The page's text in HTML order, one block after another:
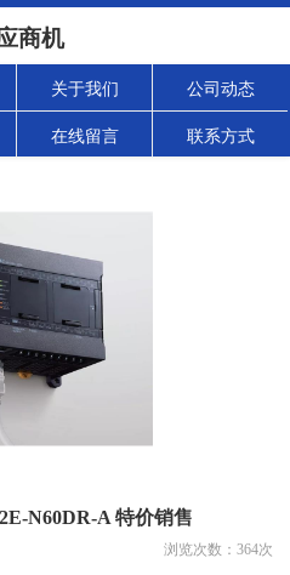
商机
关于我们 公司动态
在线留言 联系方式
N60DR-A 特价销售
浏览次数： 364次